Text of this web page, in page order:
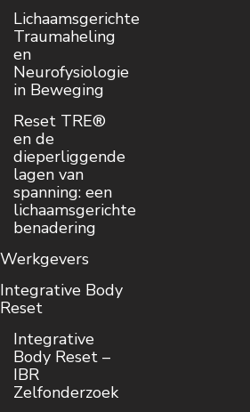
Lichaamsgerichte
Traumaheling
en
Neurofysiologie
in Beweging
Reset TRE®
en de
dieperliggende
lagen van
spanning: een
lichaamsgerichte
benadering
Werkgevers
Integrative Body
Reset
Integrative
Body Reset –
IBR
Zelfonderzoek